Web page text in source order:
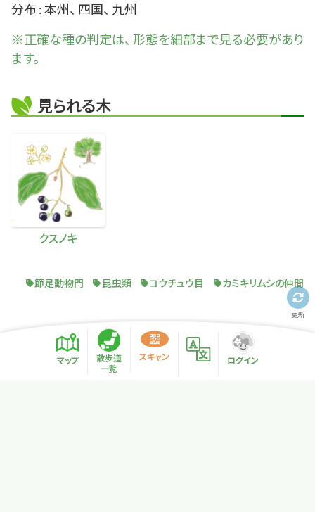
分布 : 本州、 四国、 九州
※正確な種の判定は、 形態を細部まで見る必要があり
ます。
見られる木
クスノキ
節足動物門 昆虫類 コウチュウ目 カミキリムシの仲間
更新
マップ
散歩道
一覧
スキャン ログイン